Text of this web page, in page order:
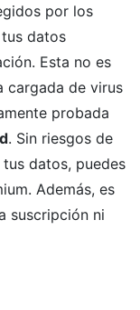
por los
datos
Esta no es
cargada de virus
probada
. Sin riesgos de
datos, puedes
Además, es
suscripción ni